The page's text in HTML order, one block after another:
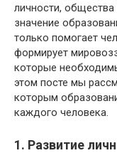
личности,
значение
только помогает
формирует
которые
этом посте мы
которым
каждого человека.
1. Развитие